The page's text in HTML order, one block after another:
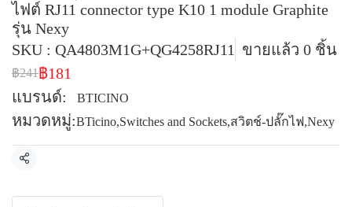
ไฟต์ RJ11 connector type K10 1 module Graphite
รุ่น Nexy
SKU : QA4803M1G+QG4258RJ11 ขายแล้ว 0 ชิ้น
฿241฿181
แบรนด์:
BTICINO
หมวดหมู่:BTicino,Switches and Sockets,สวิตช์-ปลั๊กไฟ,Nexy
แชร์